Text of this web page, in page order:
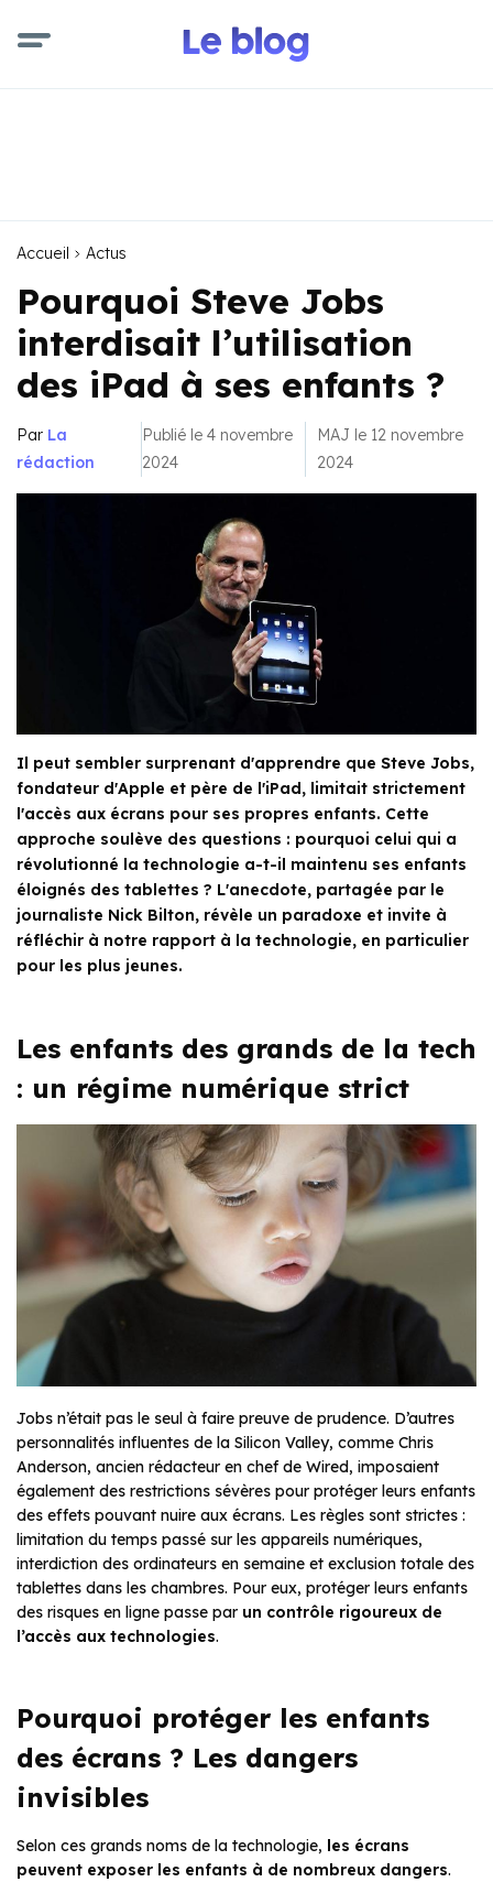
Accueil Actus
Pourquoi Steve Jobs
interdisait l’utilisation
des iPad à ses enfants ?
Par La
rédaction
Publié le 4 novembre
2024
MAJ le 12 novembre
2024
Il peut sembler surprenant d'apprendre que Steve Jobs,
fondateur d'Apple et père de l'iPad, limitait strictement
l'accès aux écrans pour ses propres enfants. Cette
approche soulève des questions : pourquoi celui qui a
révolutionné la technologie a-t-il maintenu ses enfants
éloignés des tablettes ? L'anecdote, partagée par le
journaliste Nick Bilton, révèle un paradoxe et invite à
réfléchir à notre rapport à la technologie, en particulier
pour les plus jeunes.
Les enfants des grands de la tech
: un régime numérique strict
Jobs n’était pas le seul à faire preuve de prudence. D’autres
personnalités influentes de la Silicon Valley, comme Chris
Anderson, ancien rédacteur en chef de Wired, imposaient
également des restrictions sévères pour protéger leurs enfants
des effets pouvant nuire aux écrans. Les règles sont strictes :
limitation du temps passé sur les appareils numériques,
interdiction des ordinateurs en semaine et exclusion totale des
tablettes dans les chambres. Pour eux, protéger leurs enfants
des risques en ligne passe par un contrôle rigoureux de
l’accès aux technologies.
Pourquoi protéger les enfants
des écrans ? Les dangers
invisibles
Selon ces grands noms de la technologie, les écrans
peuvent exposer les enfants à de nombreux dangers.